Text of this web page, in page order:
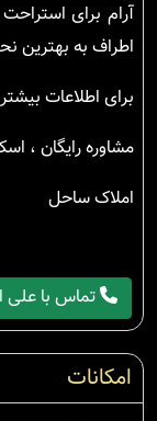
آرام برای
اطراف به بهترین
برای اطلاعات
مشاوره رایگان ،
املاک ساحل
تماس با علی
امکانات